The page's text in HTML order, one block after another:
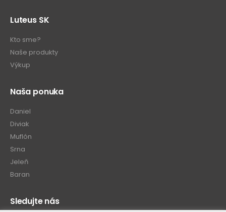
Luteus SK
Kto sme?
Naše produkty
Výkup
Naša ponuka
Daniel
Diviak
Muflón
Srna
Jeleň
Baran
Sledujte nás